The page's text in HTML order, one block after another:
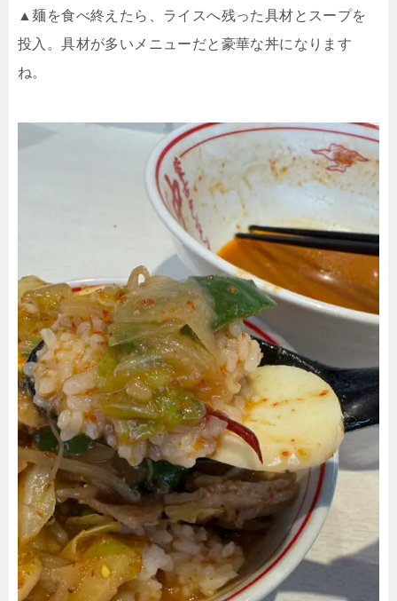
▲麺を食べ終えたら、ライスへ残った具材とスープを
投入。具材が多いメニューだと豪華な丼になります
ね。